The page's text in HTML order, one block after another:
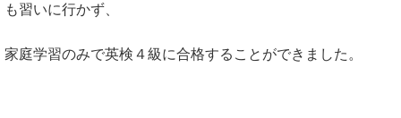
も習いに行かず、
家庭学習のみで英検４級に合格することができました。